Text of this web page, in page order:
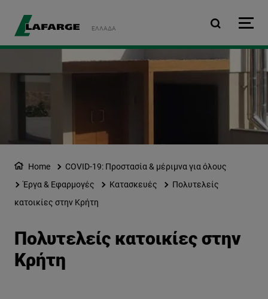
ΕΛΛΆΔΑ
Home
COVID-19: Προστασία & μέριμνα για όλους
Έργα & Εφαρμογές
Κατασκευές
Πολυτελείς
κατοικίες στην Κρήτη
Πολυτελείς κατοικίες στην
Κρήτη